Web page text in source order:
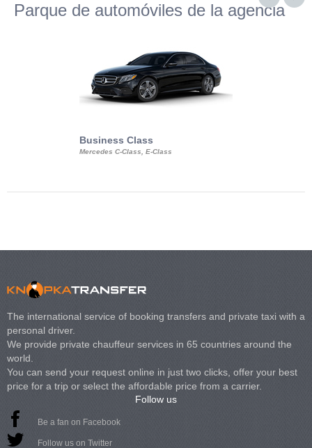
Parque de automóviles de la agencia
Business Class
Mercedes C-Class, E-Class
The international service of booking transfers and private taxi with a
personal driver.
We provide private chauffeur services in 65 countries around the
world.
You can send your request online in just two clicks, offer your best
price for a trip or select the affordable price from a carrier.
Follow us
Be a fan on Facebook
Follow us on Twitter